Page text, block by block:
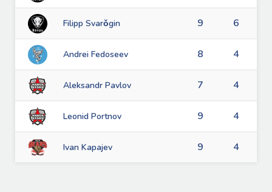
Filipp Svarǒgin 9 6
Andrei Fedoseev 8 4
Aleksandr Pavlov 7 4
Leonid Portnov 9 4
Ivan Kapajev 9 4